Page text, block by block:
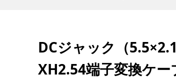
DCジャック（
XH2.54端子変換ケ